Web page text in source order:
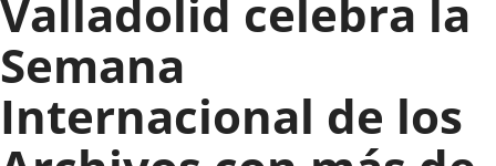
Valladolid
Valladolid celebra la
Semana
Internacional de los